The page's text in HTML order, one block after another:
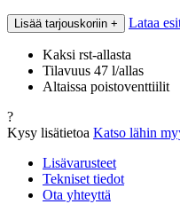
Lisää tarjouskoriin + Lataa
Kaksi rst-allasta
Tilavuus 47 l/allas
Altaissa poistoventtiilit
?
Kysy lisätietoa Katso lähin
Lisävarusteet
Tekniset tiedot
Ota yhteyttä